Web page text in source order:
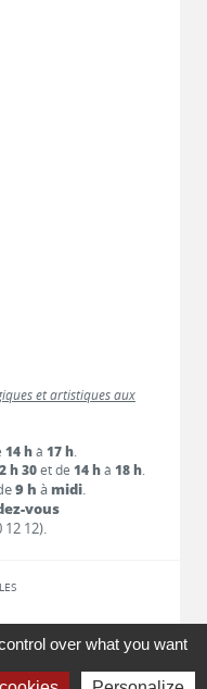
et artistiques aux
14 hà 17 h.
h 30et de 14 hà 18 h.
9 h à midi.
vous
12).
over what you want